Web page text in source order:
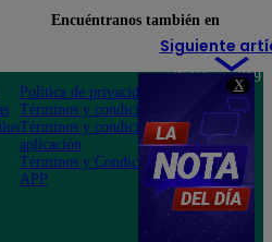
X
Siguiente
Encuéntranos también en
Política de privacidad
Términos y condiciones
Términos y condiciones
aplicación
Términos y Condiciones
APP
Teléfono: 219
Av. San
Felipe 968
Jesús María